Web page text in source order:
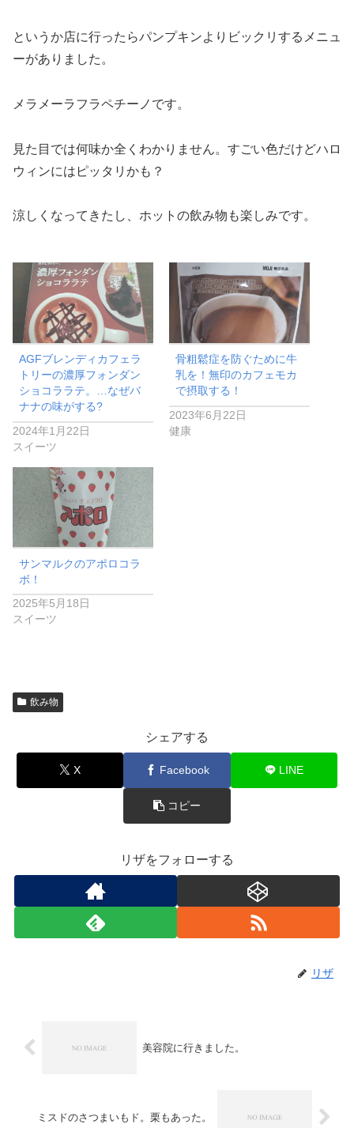
というか店に行ったらパンプキンよりビックリするメニュ
ーがありました。
メラメーラフラペチーノです。
見た目では何味か全くわかりません。すごい色だけどハロ
ウィンにはピッタリかも？
涼しくなってきたし、ホットの飲み物も楽しみです。
AGFブレンディカフェラ
トリーの濃厚フォンダン
ショコララテ。…なぜバ
ナナの味がする?
2024年1月22日
スイーツ
骨粗鬆症を防ぐために牛
乳を！無印のカフェモカ
で摂取する！
2023年6月22日
健康
サンマルクのアポロコラ
ボ！
2025年5月18日
スイーツ
飲み物
シェアする
X Facebook LINE
コピー
リザをフォローする
リザ
美容院に行きました。
ミスドのさつまいもド。栗もあった。